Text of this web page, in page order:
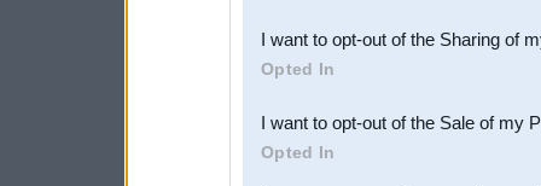
Downstream Participants
third parties.
I want to opt-out of the Sharing of
Opted In
I want to opt-out of the Sale of my
Opted In